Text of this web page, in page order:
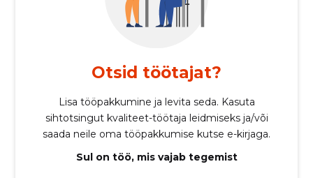
Otsid töötajat?
Lisa tööpakkumine ja levita seda. Kasuta
sihtotsingut kvaliteet-töötaja leidmiseks ja/või
saada neile oma tööpakkumise kutse e-kirjaga.
Sul on töö, mis vajab tegemist